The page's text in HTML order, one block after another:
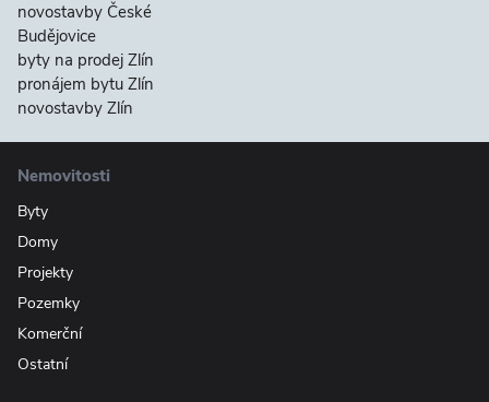
novostavby České
Budějovice
byty na prodej Zlín
pronájem bytu Zlín
novostavby Zlín
Nemovitosti
Byty
Domy
Projekty
Pozemky
Komerční
Ostatní